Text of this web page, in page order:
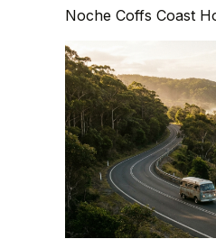
Noche Coffs Coast